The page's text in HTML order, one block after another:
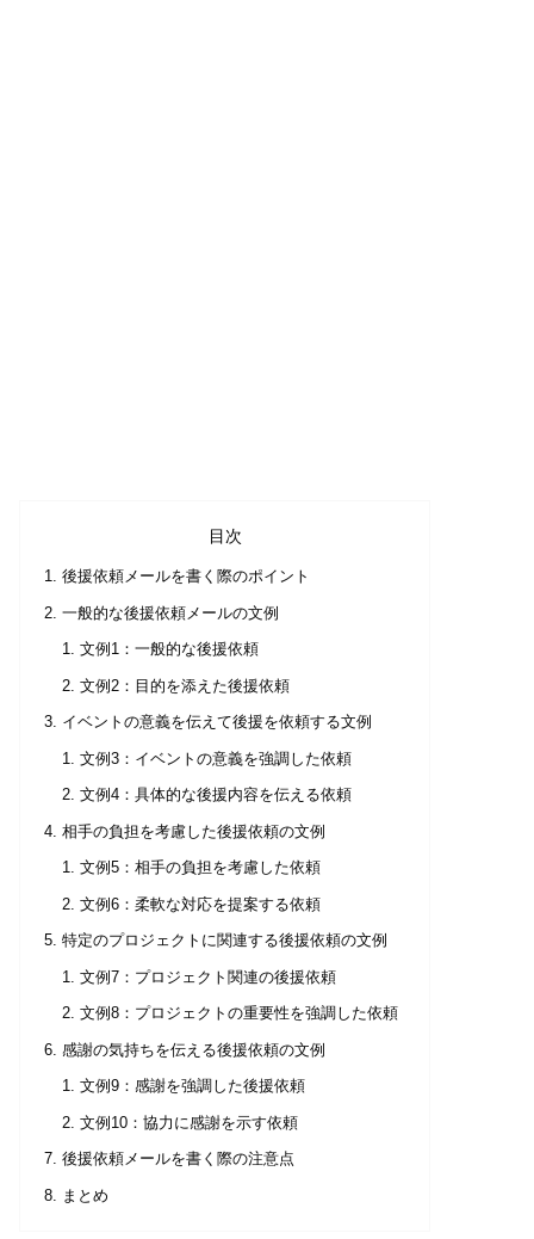
目次
後援依頼メールを書く際のポイント
一般的な後援依頼メールの文例
文例1：一般的な後援依頼
文例2：目的を添えた後援依頼
イベントの意義を伝えて後援を依頼する文例
文例3：イベントの意義を強調した依頼
文例4：具体的な後援内容を伝える依頼
相手の負担を考慮した後援依頼の文例
文例5：相手の負担を考慮した依頼
文例6：柔軟な対応を提案する依頼
特定のプロジェクトに関連する後援依頼の文例
文例7：プロジェクト関連の後援依頼
文例8：プロジェクトの重要性を強調した依頼
感謝の気持ちを伝える後援依頼の文例
文例9：感謝を強調した後援依頼
文例10：協力に感謝を示す依頼
後援依頼メールを書く際の注意点
まとめ